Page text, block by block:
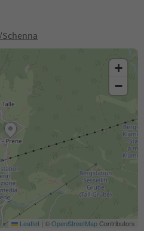
+
−
Leaflet | ©OpenStreetMapContributors